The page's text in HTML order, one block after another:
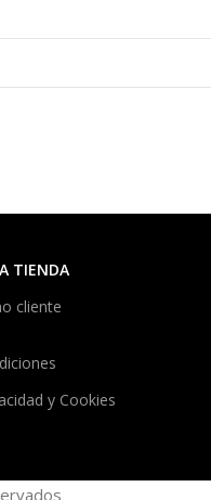
TIENDA
cliente
y Cookies